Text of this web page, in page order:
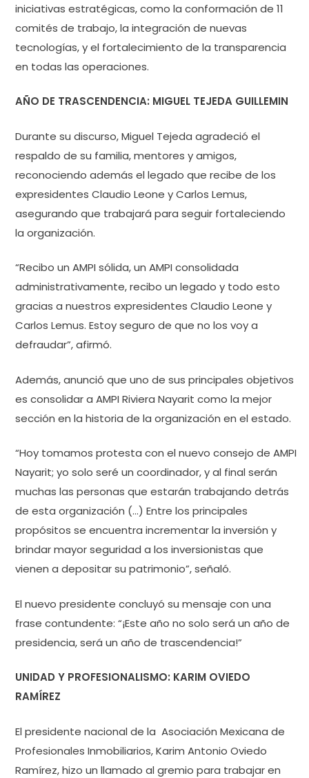
iniciativas estratégicas, como la conformación de 11
comités de trabajo, la integración de nuevas
tecnologías, y el fortalecimiento de la transparencia
en todas las operaciones.
AÑO DE TRASCENDENCIA: MIGUEL TEJEDA GUILLEMIN
Durante su discurso, Miguel Tejeda agradeció el
respaldo de su familia, mentores y amigos,
reconociendo además el legado que recibe de los
expresidentes Claudio Leone y Carlos Lemus,
asegurando que trabajará para seguir fortaleciendo
la organización.
“Recibo un AMPI sólida, un AMPI consolidada
administrativamente, recibo un legado y todo esto
gracias a nuestros expresidentes Claudio Leone y
Carlos Lemus. Estoy seguro de que no los voy a
defraudar”, afirmó.
Además, anunció que uno de sus principales objetivos
es consolidar a AMPI Riviera Nayarit como la mejor
sección en la historia de la organización en el estado.
“Hoy tomamos protesta con el nuevo consejo de AMPI
Nayarit; yo solo seré un coordinador, y al final serán
muchas las personas que estarán trabajando detrás
de esta organización (…) Entre los principales
propósitos se encuentra incrementar la inversión y
brindar mayor seguridad a los inversionistas que
vienen a depositar su patrimonio”, señaló.
El nuevo presidente concluyó su mensaje con una
frase contundente: “¡Este año no solo será un año de
presidencia, será un año de trascendencia!”
UNIDAD Y PROFESIONALISMO: KARIM OVIEDO
RAMÍREZ
El presidente nacional de la Asociación Mexicana de
Profesionales Inmobiliarios, Karim Antonio Oviedo
Ramírez, hizo un llamado al gremio para trabajar en